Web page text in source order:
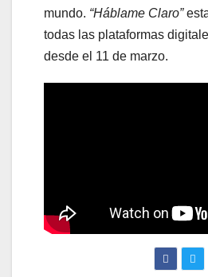
mundo. “Háblame Claro”
todas las plataformas
desde el 11 de marzo.